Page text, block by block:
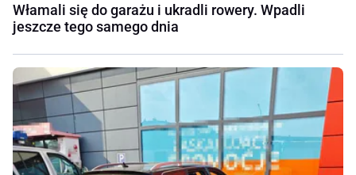
Włamali się do garażu i ukradli rowery. Wpadli
jeszcze tego samego dnia